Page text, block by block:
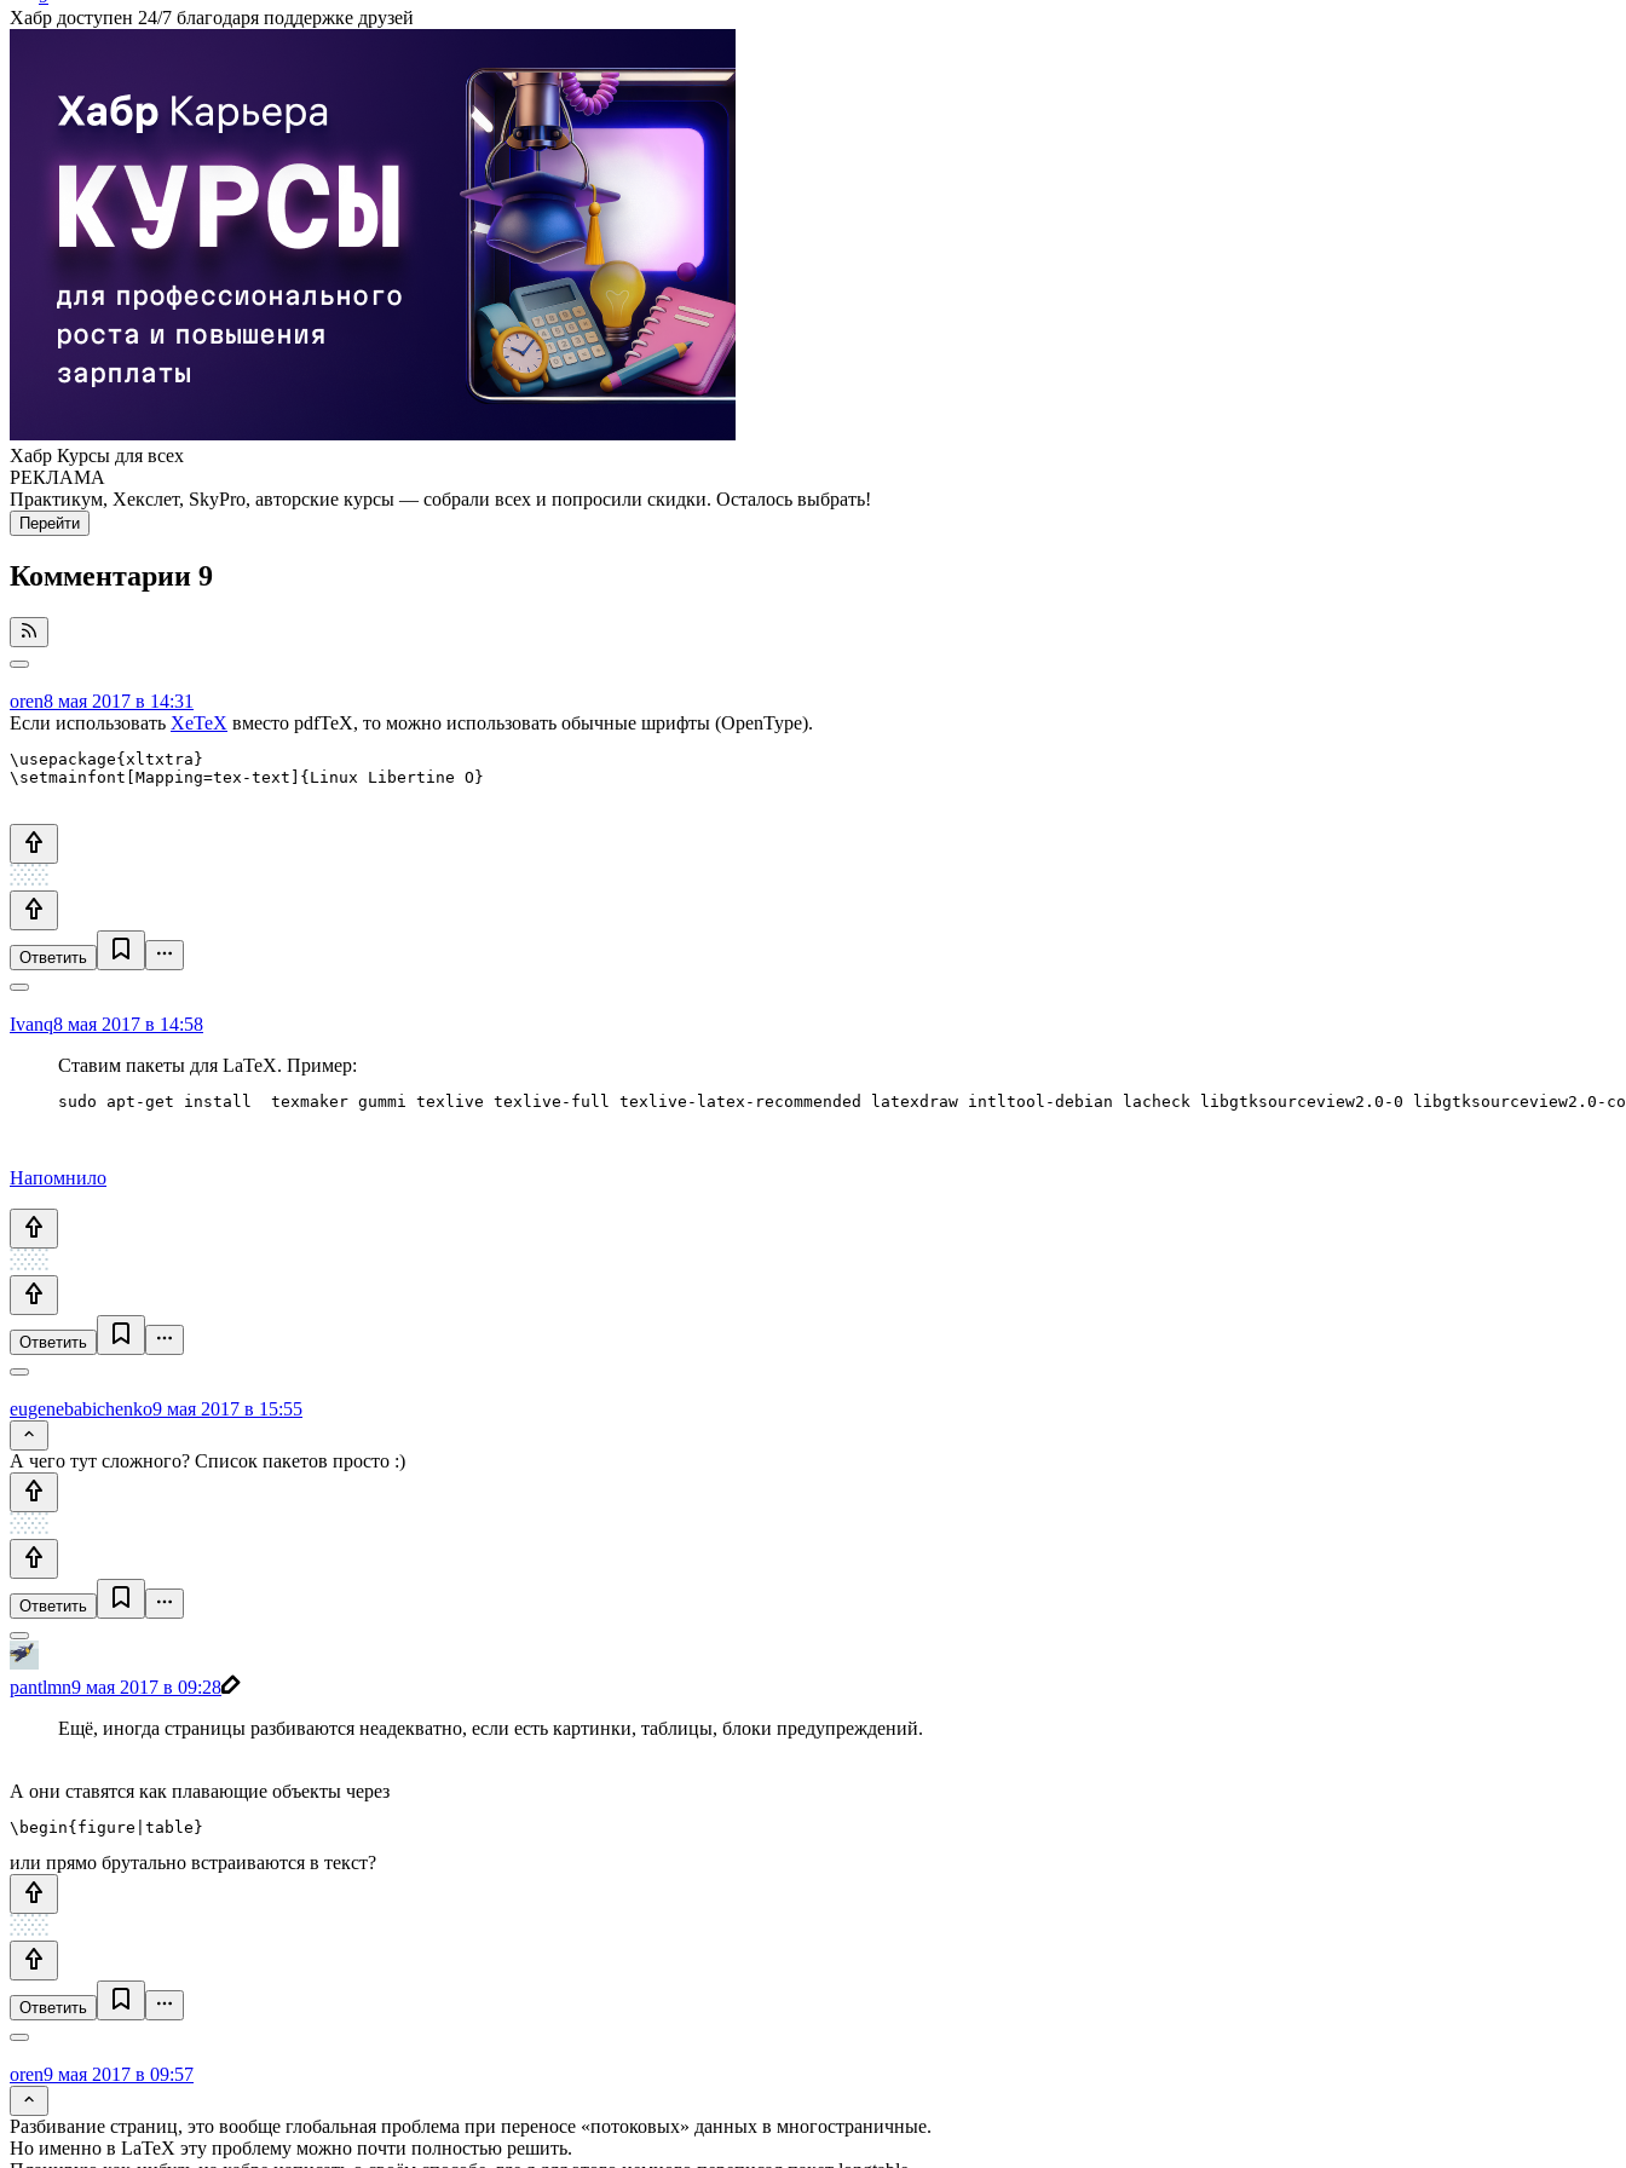
Хабр доступен 24/7 благодаря поддержке друзей
Хабр Курсы для всех
РЕКЛАМА
Практикум, Хекслет, SkyPro, авторские курсы — собрали всех и попросили скидки. Осталось выбрать!
Перейти
Комментарии 9
oren8 мая 2017 в 14:31
Если использовать XeTeX вместо pdfTeX, то можно использовать обычные шрифты (OpenType).
\usepackage{xltxtra}
Ответить
Ivanq8 мая 2017 в 14:58
Ставим пакеты для LaTeX. Пример:
sudo apt-get install  texmaker gummi texlive texlive-full texlive-latex-recommended latexdraw intltool-debian lacheck libgtksourceview2.0-0
Напомнило
Ответить
eugenebabichenko9 мая 2017 в 15:55
А чего тут сложного? Список пакетов просто :)
Ответить
pantlmn9 мая 2017 в 09:28
Ещё, иногда страницы разбиваются неадекватно, если есть картинки, таблицы, блоки предупреждений.
А они ставятся как плавающие объекты через
или прямо брутально встраиваются в текст?
Ответить
oren9 мая 2017 в 09:57
Разбивание страниц, это вообще глобальная проблема при переносе «потоковых» данных в многостраничные.
Но именно в LaTeX эту проблему можно почти полностью решить.